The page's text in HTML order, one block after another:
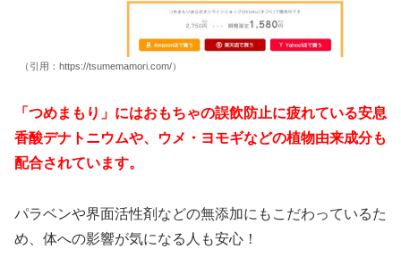
（引用：https://tsumemamori.com/）
「つめまもり」にはおもちゃの誤飲防止に疲れている安息
香酸デナトニウムや、ウメ・ヨモギなどの植物由来成分も
配合されています。
パラベンや界面活性剤などの無添加にもこだわっているた
め、体への影響が気になる人も安心！